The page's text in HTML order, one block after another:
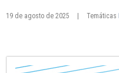
19 de agosto de 2025 Temáticas